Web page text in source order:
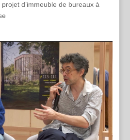
d’immeuble de bureaux à